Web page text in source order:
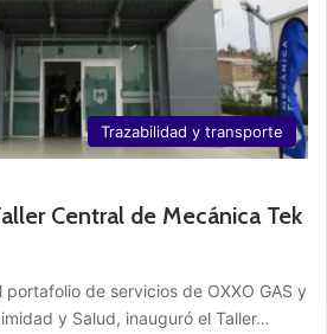
Trazabilidad y transporte
Central de Mecánica Tek
de servicios de OXXO GAS y
y Salud, inauguró el Taller…